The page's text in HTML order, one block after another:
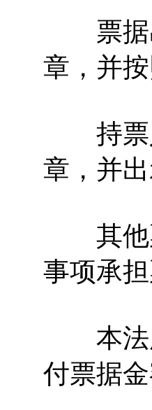
票据出
章，并
持票人
章，并出
其他票
事项承担
本法所
付票据